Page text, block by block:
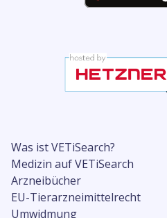
Was ist VETiSearch?
Medizin auf VETiSearch
Arzneibücher
EU-Tierarzneimittelrecht
Umwidmung